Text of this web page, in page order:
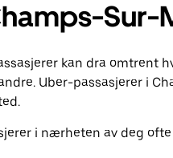
Sur-
kan dra omtrent
Uber-passasjerer i
i nærheten av deg